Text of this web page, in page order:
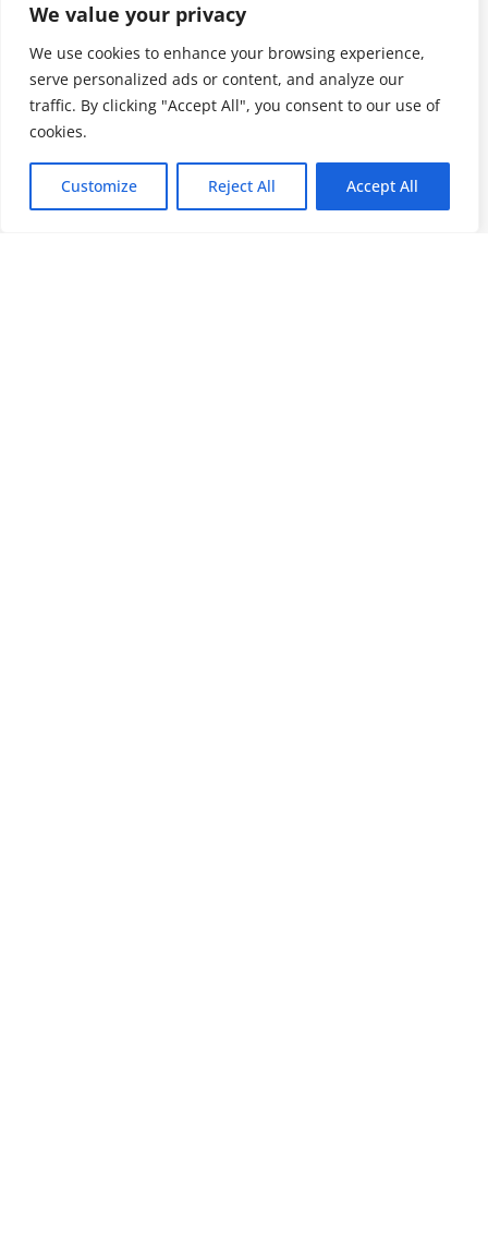
We value your privacy
We use cookies to enhance your browsing experience,
serve personalized ads or content, and analyze our
traffic. By clicking "Accept All", you consent to our use of
cookies.
Customize Reject All Accept All